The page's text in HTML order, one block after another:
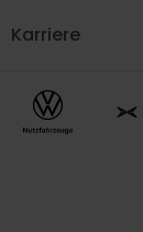
Karriere